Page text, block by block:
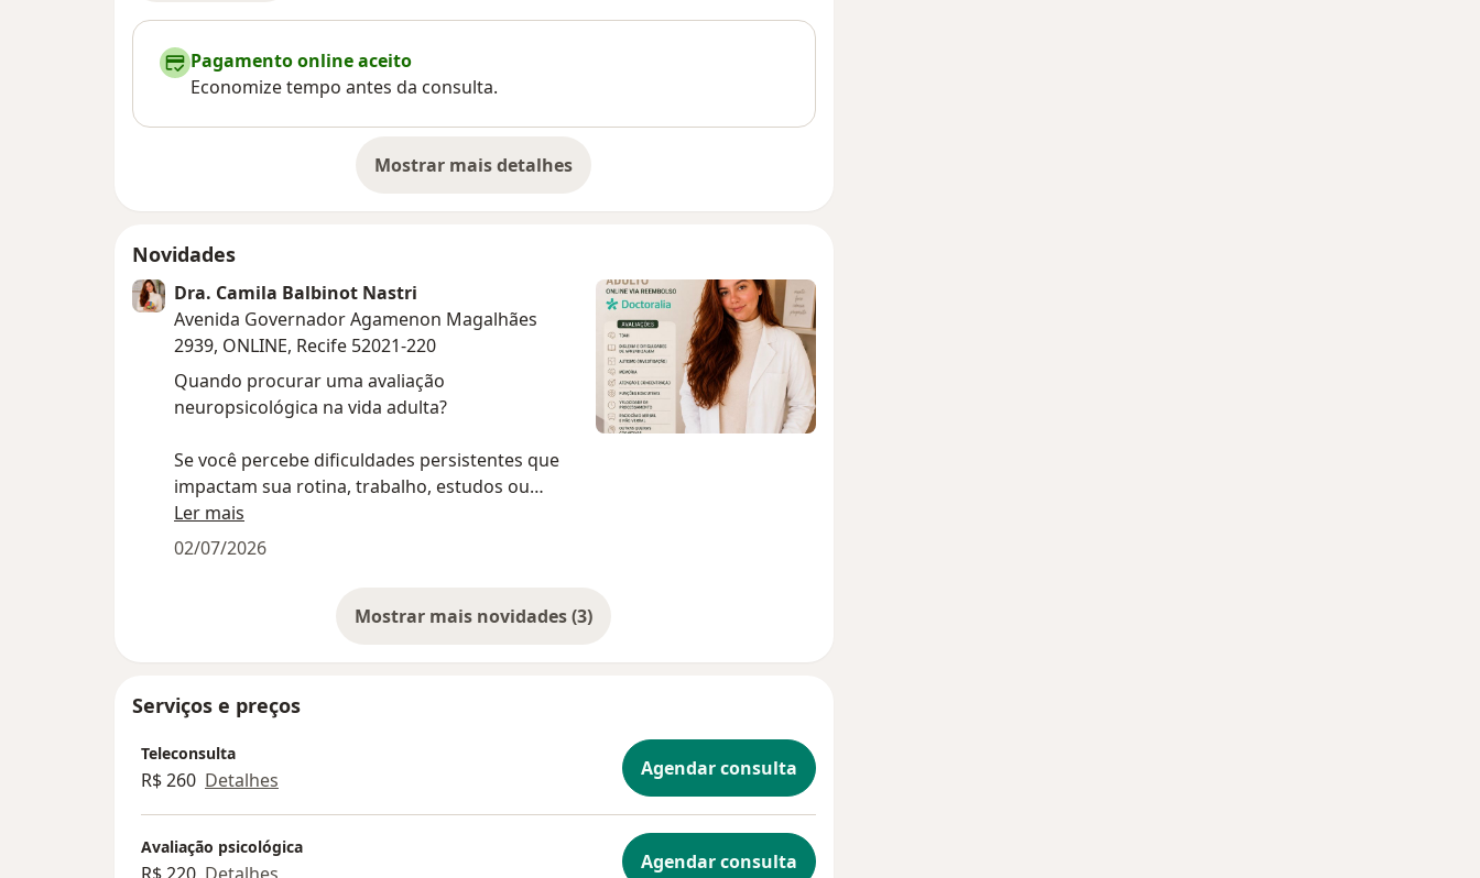
Pagamento online aceito
Economize tempo antes da consulta.
Mostrar mais detalhes
sobre a experiência
Novidades
Dra. Camila Balbinot Nastri
Avenida Governador Agamenon Magalhães
2939, ONLINE, Recife 52021-220
Quando procurar uma avaliação
neuropsicológica na vida adulta?
Se você percebe dificuldades persistentes que
impactam sua rotina, trabalho, estudos ou
relacionamentos, uma avaliação
neuropsicológica pode ajudar a identificar
Ela pode ser indicada quando há:
• Dificuldade de atenção e concentração
(suspeita de TDAH);
• Dificuldades de aprendizagem, como dislexia;
• Queixas de memória ou esquecimentos
funções executivas;
Ler mais
02/07/2026
Mostrar mais novidades (3)
Serviços e preços
Teleconsulta
R$ 260 Detalhes Agendar consulta
Avaliação psicológica
Agendar consulta